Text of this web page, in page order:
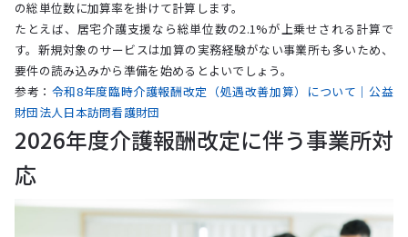
の総単位数に加算率を掛けて計算します。
たとえば、居宅介護支援なら総単位数の2.1%が上乗せされる計算で
す。新規対象のサービスは加算の実務経験がない事業所も多いため、
要件の読み込みから準備を始めるとよいでしょう。
参考： 令和8年度臨時介護報酬改定（処遇改善加算）について｜公益
財団法人日本訪問看護財団
2026年度介護報酬改定に伴う事業所対
応